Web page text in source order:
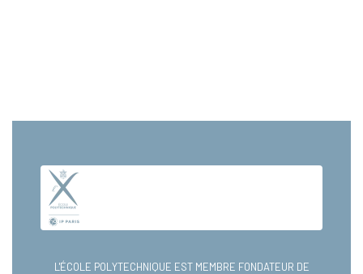
L'ÉCOLE POLYTECHNIQUE EST MEMBRE FONDATEUR DE